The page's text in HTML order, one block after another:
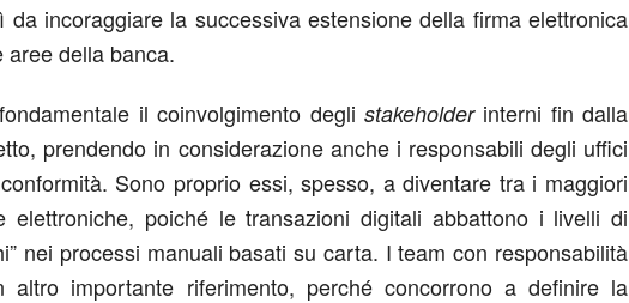
da incoraggiare la successiva estensione della firma elettronica
della banca.
il coinvolgimento degli stakeholderinterni fin dalla
prendendo in considerazione anche i responsabili degli uffici
Sono proprio essi, spesso, a diventare tra i maggiori
elettroniche, poiché le transazioni digitali abbattono i livelli di
nei processi manuali basati su carta. I team con responsabilità
altro importante riferimento, perché concorrono a definire la